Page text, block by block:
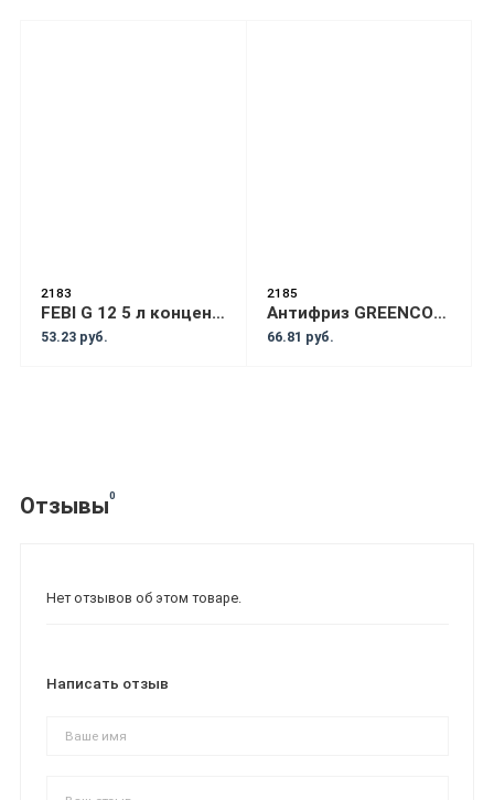
2183
FEBI G 12 5 л концентрат антифриз красный
53.23 руб.
2185
Антифриз GREENCOOL GC5010 10кг красный
66.81 руб.
Отзывы0
Нет отзывов об этом товаре.
Написать отзыв